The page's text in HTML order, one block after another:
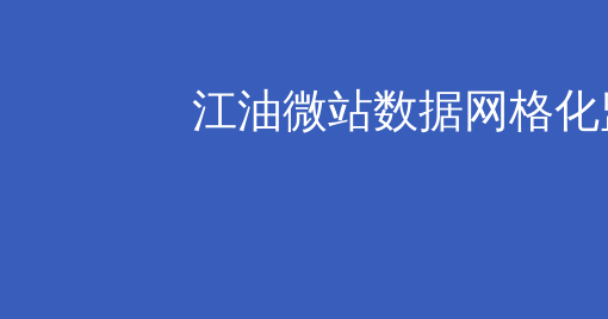
江油微站数据网格